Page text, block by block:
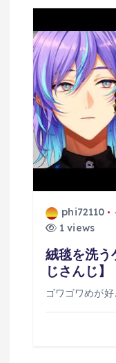
phi72110
1 views
絨毯を洗
じさんじ】
ゴワゴワめが好